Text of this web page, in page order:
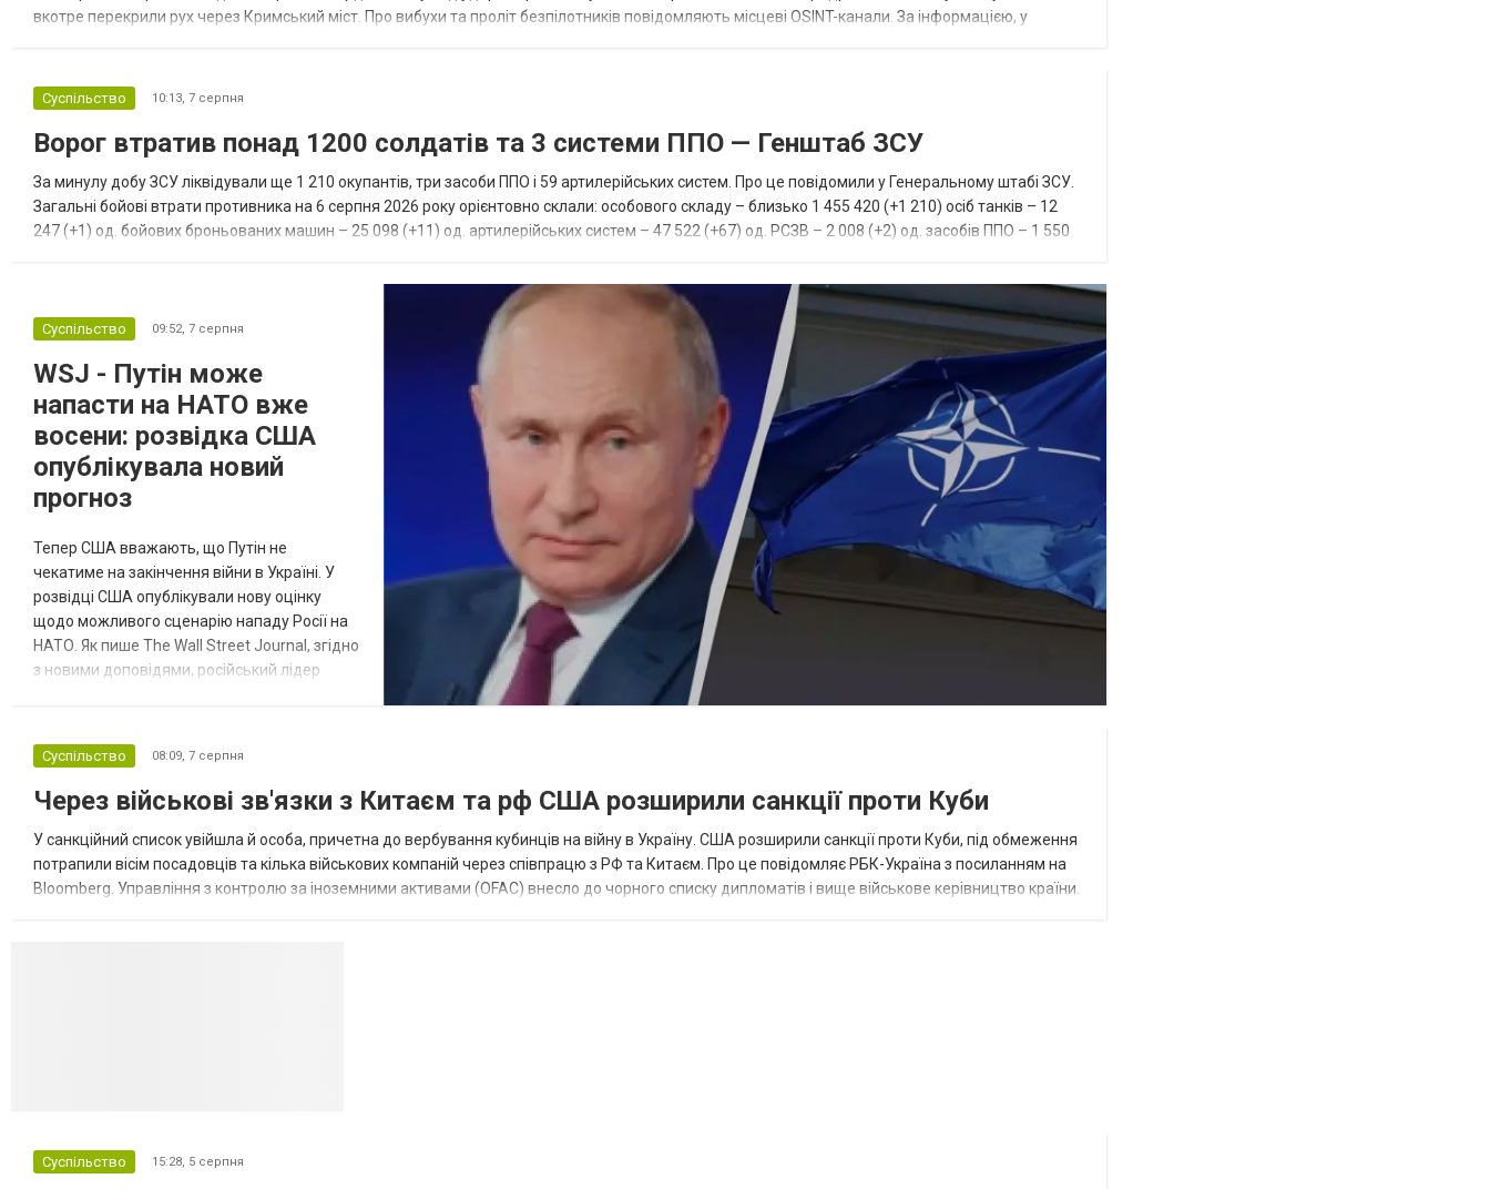
вкотре перекрили рух через Кримський міст. Про вибухи та проліт безпілотників повідомляють місцеві OSINT-канали. За інформацією, у
Суспільство 10:13, 7 серпня
Ворог втратив понад 1200 солдатів та 3 системи ППО — Генштаб ЗСУ
За минулу добу ЗСУ ліквідували ще 1 210 окупантів, три засоби ППО і 59 артилерійських систем. Про це повідомили у Генеральному штабі ЗСУ.
Загальні бойові втрати противника на 6 серпня 2026 року орієнтовно склали: особового складу – близько 1 455 420 (+1 210) осіб танків – 12
247 (+1) од. бойових броньованих машин – 25 098 (+11) од. артилерійських систем – 47 522 (+67) од. РСЗВ – 2 008 (+2) од. засобів ППО – 1 550
Суспільство 09:52, 7 серпня
WSJ - Путін може
напасти на НАТО вже
восени: розвідка США
опублікувала новий
прогноз
Тепер США вважають, що Путін не
чекатиме на закінчення війни в Україні. У
розвідці США опублікували нову оцінку
щодо можливого сценарію нападу Росії на
НАТО. Як пише The Wall Street Journal, згідно
з новими доповідями, російський лідер
обмеженого наступу на країну-союзника ще
до закінчення війни в Україні. Ці нові оцінки
з’явилися на тлі нестачі деяких критично
важливих боєприпасів,...
Суспільство 08:09, 7 серпня
Через військові зв'язки з Китаєм та рф США розширили санкції проти Куби
У санкційний список увійшла й особа, причетна до вербування кубинців на війну в Україну. США розширили санкції проти Куби, під обмеження
потрапили вісім посадовців та кілька військових компаній через співпрацю з РФ та Китаєм. Про це повідомляє РБК-Україна з посиланням на
Bloomberg. Управління з контролю за іноземними активами (OFAC) внесло до чорного списку дипломатів і вище військове керівництво країни.
Суспільство 15:28, 5 серпня